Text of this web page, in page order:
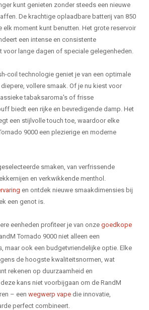
kunt genieten zonder steeds een nieuwe
De krachtige oplaadbare batterij van 850
elk moment kunt benutten. Het grote reservoir
een intense en consistente
voor lange dagen of speciale gelegenheden.
coil technologie geniet je van een optimale
vollere smaak. Of je nu kiest voor
tabaksaroma's of frisse
biedt een rijke en bevredigende damp. Het
een stijlvolle touch toe, waardoor elke
9000 een plezierige en moderne
smaken, van verfrissende
en verkwikkende menthol.
en ontdek nieuwe smaakdimensies bij
een genot is.
eenheden profiteer je van onze goedkope
Tornado 9000 niet alleen een
maar ook een budgetvriendelijke optie. Elke
de hoogste kwaliteitsnormen, wat
rekenen op duurzaamheid en
kans niet voorbijgaan om de RandM
– een wegwerp vape die innovatie,
perfect combineert.